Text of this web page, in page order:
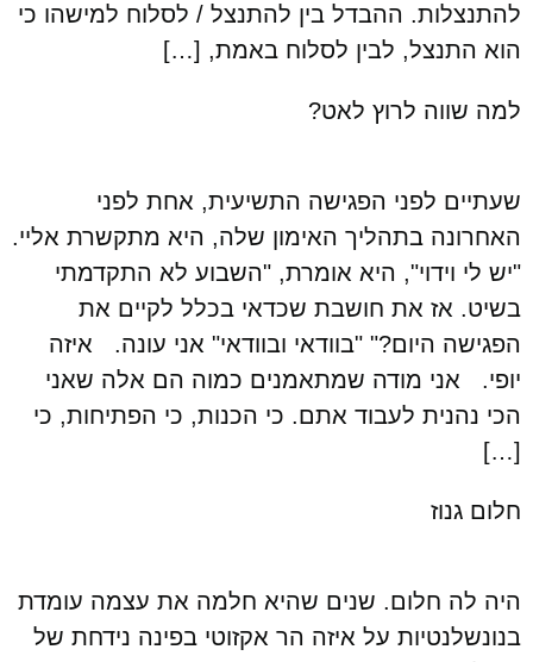
להתנצלות. ההבדל בין להתנצל / לסלוח למישהו כי
הוא התנצל, לבין לסלוח באמת, […]
למה שווה לרוץ לאט?
שעתיים לפני הפגישה התשיעית, אחת לפני
האחרונה בתהליך האימון שלה, היא מתקשרת אליי.
"יש לי וידוי", היא אומרת, "השבוע לא התקדמתי
בשיט. אז את חושבת שכדאי בכלל לקיים את
הפגישה היום?" "בוודאי ובוודאי" אני עונה. איזה
יופי. אני מודה שמתאמנים כמוה הם אלה שאני
הכי נהנית לעבוד אתם. כי הכנות, כי הפתיחות, כי
[…]
חלום גנוז
היה לה חלום. שנים שהיא חלמה את עצמה עומדת
בנונשלנטיות על איזה הר אקזוטי בפינה נידחת של